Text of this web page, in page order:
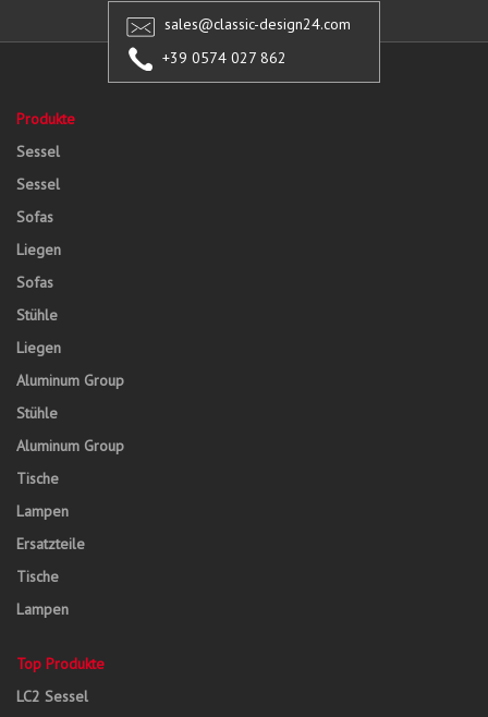
sales@classic-design24.com
+39 0574 027 862
Produkte
Sessel
Sessel
Sofas
Liegen
Sofas
Stühle
Liegen
Aluminum Group
Stühle
Aluminum Group
Tische
Lampen
Ersatzteile
Tische
Lampen
Top Produkte
LC2 Sessel